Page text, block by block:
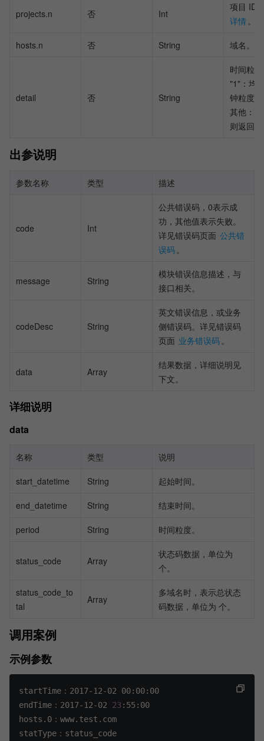
projects.n 否 Int
项目 ID
详情。
hosts.n 否 String 域名。
detail 否 String
时间粒度
"1"：均
钟粒度
其他：
则返回。
出参说明
参数名称 类型 描述
code Int
公共错误码，0表示成
功，其他值表示失败。
详见错误码页面 公共错
误码。
message String
模块错误信息描述，与
接口相关。
codeDesc String
英文错误信息，或业务
侧错误码。详见错误码
页面 业务错误码。
data Array
结果数据，详细说明见
下文。
详细说明
data
名称 类型 说明
start_datetime String 起始时间。
end_datetime String 结束时间。
period String 时间粒度。
status_code Array
状态码数据，单位为
个。
status_code_to
tal
Array
多域名时，表示总状态
码数据，单位为 个。
调用案例
示例参数
startTime：2017-12-02 00:00:00
endTime：2017-12-02 23 :55:00
hosts.0：www.test.com
statType：status_code